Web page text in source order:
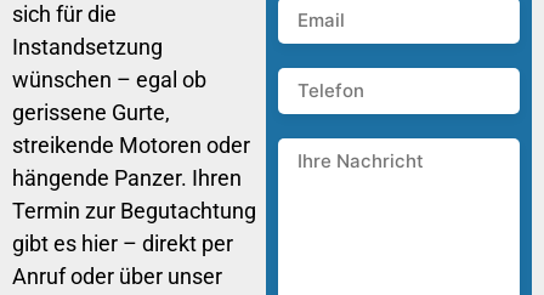
sich für die
Instandsetzung
wünschen – egal ob
gerissene Gurte,
streikende Motoren oder
hängende Panzer. Ihren
Termin zur Begutachtung
gibt es hier – direkt per
Anruf oder über unser